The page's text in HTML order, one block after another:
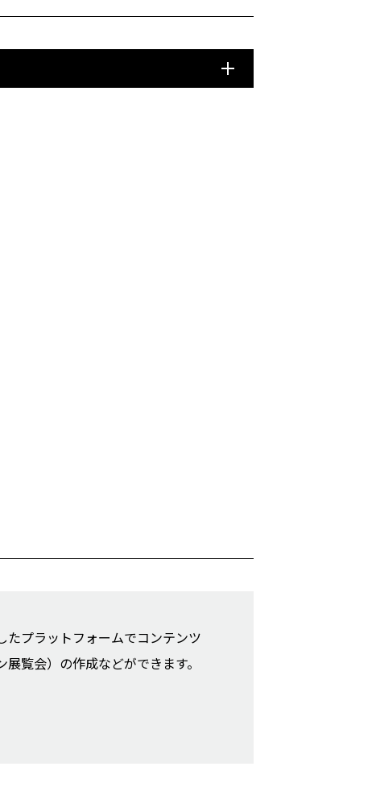
たプラットフォームでコンテンツ
覧会）の作成などができます。